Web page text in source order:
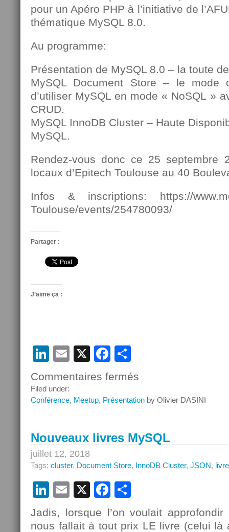
pour un Apéro PHP à l’initiative de
thématique MySQL 8.0.
Au programme:
Présentation de MySQL 8.0 – la toute
MySQL Document Store – le mode
d’utiliser MySQL en mode « NoSQL »
CRUD.
MySQL InnoDB Cluster – Haute
MySQL.
Rendez-vous donc ce 25 septembre
locaux d’Epitech Toulouse au 40
Infos & inscriptions: https://
Toulouse/events/254780093/
Partager :
J’aime ça :
LinkedIn
Email
X Facebook
Commentaires fermés
PHP
MySQL
l’AFUP
Filed under:
Conférence, Meetup, Présentation by Olivier DASINI
Nouveaux livres MySQL
juillet 12, 2018
Tags: cluster, Document Store, InnoDB Cluster, JSON, livre
LinkedIn
Email
X Facebook
Jadis, lorsque l’on voulait
nous fallait à tout prix LE livre (celui là